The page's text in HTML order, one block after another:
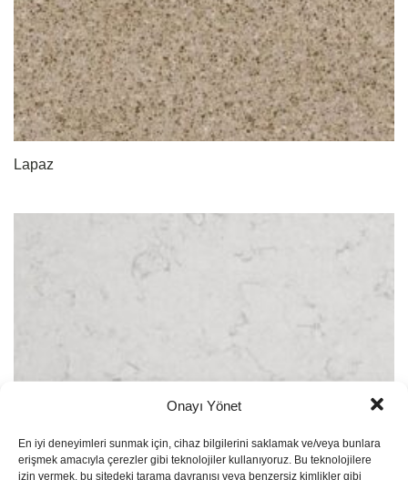
Onayı Yönet
En iyi deneyimleri sunmak için, cihaz bilgilerini saklamak ve/veya bunlara
erişmek amacıyla çerezler gibi teknolojiler kullanıyoruz. Bu teknolojilere
izin vermek, bu sitedeki tarama davranışı veya benzersiz kimlikler gibi
Lapaz